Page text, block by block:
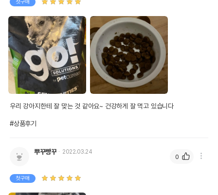
첫구매
우리 강아지한테 잘 맞는 것 같아요~ 건강하게 잘 먹고 있습니다
#상품후기
뿌꾸빵꾸 2022.03.24
첫구매
0